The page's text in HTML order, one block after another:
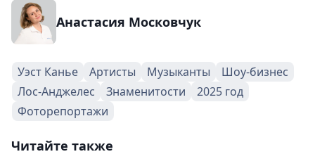
Анастасия Московчук
Уэст Канье Артисты Музыканты
Шоу-бизнес
Лос-Анджелес
Знаменитости
2025 год
Фоторепортажи
Читайте также